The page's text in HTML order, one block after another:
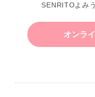
SENRITOよみ
オンラ